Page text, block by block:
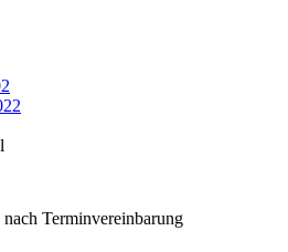
Terminvereinbarung